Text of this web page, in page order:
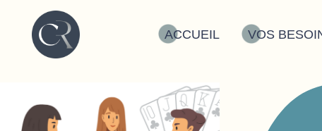
contenu
ACCUEIL VOS